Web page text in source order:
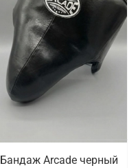
Бандаж Arcade черный